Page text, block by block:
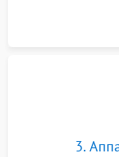
кулера и
3.